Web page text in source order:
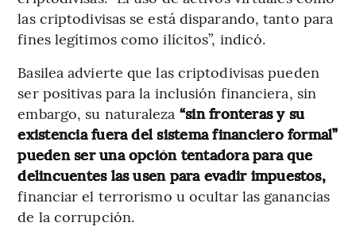
las criptodivisas se está disparando, tanto para
fines legítimos como ilícitos”, indicó.
Basilea advierte que las criptodivisas pueden
ser positivas para la inclusión financiera, sin
embargo, su naturaleza “sin fronteras y su
existencia fuera del sistema financiero formal”
pueden ser una opción tentadora para que
delincuentes las usen para evadir impuestos,
financiar el terrorismo u ocultar las ganancias
de la corrupción.